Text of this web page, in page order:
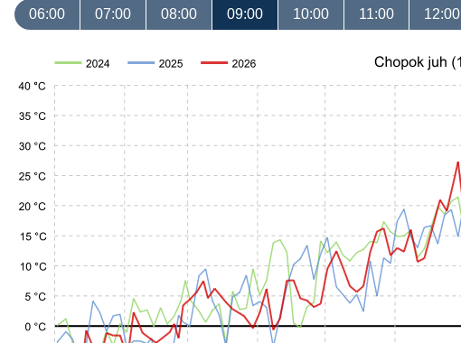
06:00 07:00 08:00 09:00 10:00 11:00 12:00